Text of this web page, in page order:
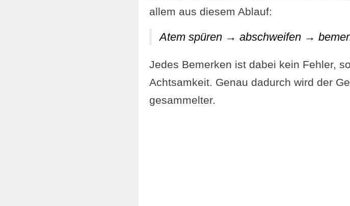
Video: Wie du aufgerichtet
Was bedeutet „angrenzende
allem aus diesem Ablauf:
Atem spüren → abschweifen →
Jedes Bemerken ist dabei kein Fehler,
Achtsamkeit. Genau dadurch wird der
gesammelter.